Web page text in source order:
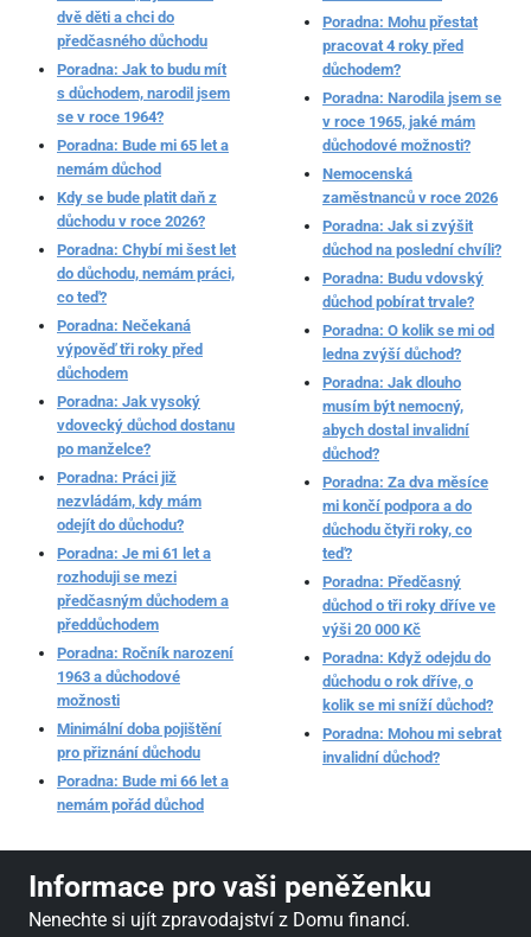
dvě děti a chci do
předčasného důchodu
Poradna: Jak to budu mít
s důchodem, narodil jsem
se v roce 1964?
Poradna: Bude mi 65 let a
nemám důchod
Kdy se bude platit daň z
důchodu v roce 2026?
Poradna: Chybí mi šest let
do důchodu, nemám práci,
co teď?
Poradna: Nečekaná
výpověď tři roky před
důchodem
Poradna: Jak vysoký
vdovecký důchod dostanu
po manželce?
Poradna: Práci již
nezvládám, kdy mám
odejít do důchodu?
Poradna: Je mi 61 let a
rozhoduji se mezi
předčasným důchodem a
předdůchodem
Poradna: Ročník narození
1963 a důchodové
možnosti
Minimální doba pojištění
pro přiznání důchodu
Poradna: Bude mi 66 let a
nemám pořád důchod
Poradna: Mohu přestat
pracovat 4 roky před
důchodem?
Poradna: Narodila jsem se
v roce 1965, jaké mám
důchodové možnosti?
Nemocenská
zaměstnanců v roce 2026
Poradna: Jak si zvýšit
důchod na poslední chvíli?
Poradna: Budu vdovský
důchod pobírat trvale?
Poradna: O kolik se mi od
ledna zvýší důchod?
Poradna: Jak dlouho
musím být nemocný,
abych dostal invalidní
důchod?
Poradna: Za dva měsíce
mi končí podpora a do
důchodu čtyři roky, co
teď?
Poradna: Předčasný
důchod o tři roky dříve ve
výši 20 000 Kč
Poradna: Když odejdu do
důchodu o rok dříve, o
kolik se mi sníží důchod?
Poradna: Mohou mi sebrat
invalidní důchod?
Informace pro vaši peněženku
Nenechte si ujít zpravodajství z Domu financí.